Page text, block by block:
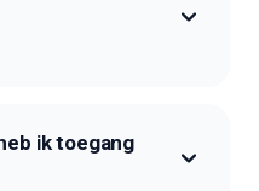
ik toegang